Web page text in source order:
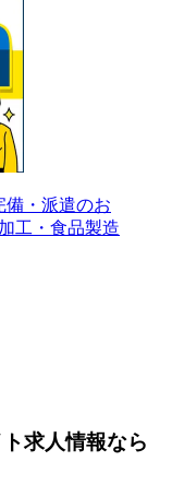
備・派遣のお
工・食品製造
求人情報なら